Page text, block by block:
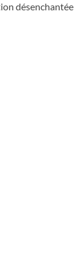
désenchantée